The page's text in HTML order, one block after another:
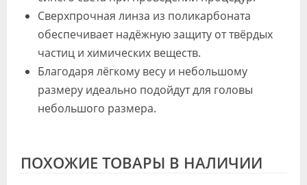
Сверхпрочная линза из поликарбоната
обеспечивает надёжную защиту от твёрдых
частиц и химических веществ.
Благодаря лёгкому весу и небольшому
размеру идеально подойдут для головы
небольшого размера.
ПОХОЖИЕ ТОВАРЫ В НАЛИЧИИ